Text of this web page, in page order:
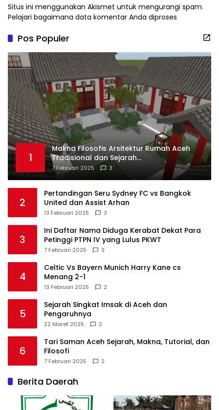
Situs ini menggunakan Akismet untuk mengurangi spam.
Pelajari bagaimana data komentar Anda diproses
Pos Populer
1
Makna Filosofis Arsitektur Rumah Aceh
Tradisional dan Sejarah
Perkembangannya
7 Februari 2025 3
2
Pertandingan Seru Sydney FC vs Bangkok
United dan Assist Arhan
13 Februari 2025 3
3
Ini Daftar Nama Diduga Kerabat Dekat Para
Petinggi PTPN IV yang Lulus PKWT
7 Februari 2025 3
4
Celtic Vs Bayern Munich Harry Kane cs
Menang 2-1
13 Februari 2025 2
5
Sejarah Singkat Imsak di Aceh dan
Pengaruhnya
22 Maret 2025 2
6
Tari Saman Aceh Sejarah, Makna, Tutorial, dan
Filosofi
7 Februari 2025 2
Berita Daerah